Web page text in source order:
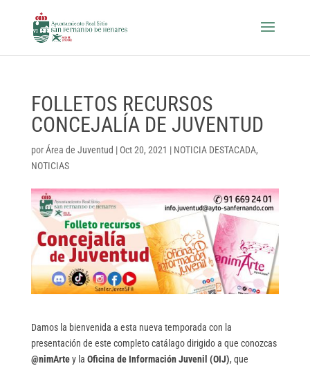
FOLLETOS RECURSOS
CONCEJALÍA DE JUVENTUD
porÁrea de Juventud | Oct 20, 2021 | NOTICIA DESTACADA,
NOTICIAS
Damos la bienvenida a esta nueva temporada con la
presentación de este completo catálago dirigido a que conozcas
@nimArtey la Oficina de Información Juvenil (OIJ), que